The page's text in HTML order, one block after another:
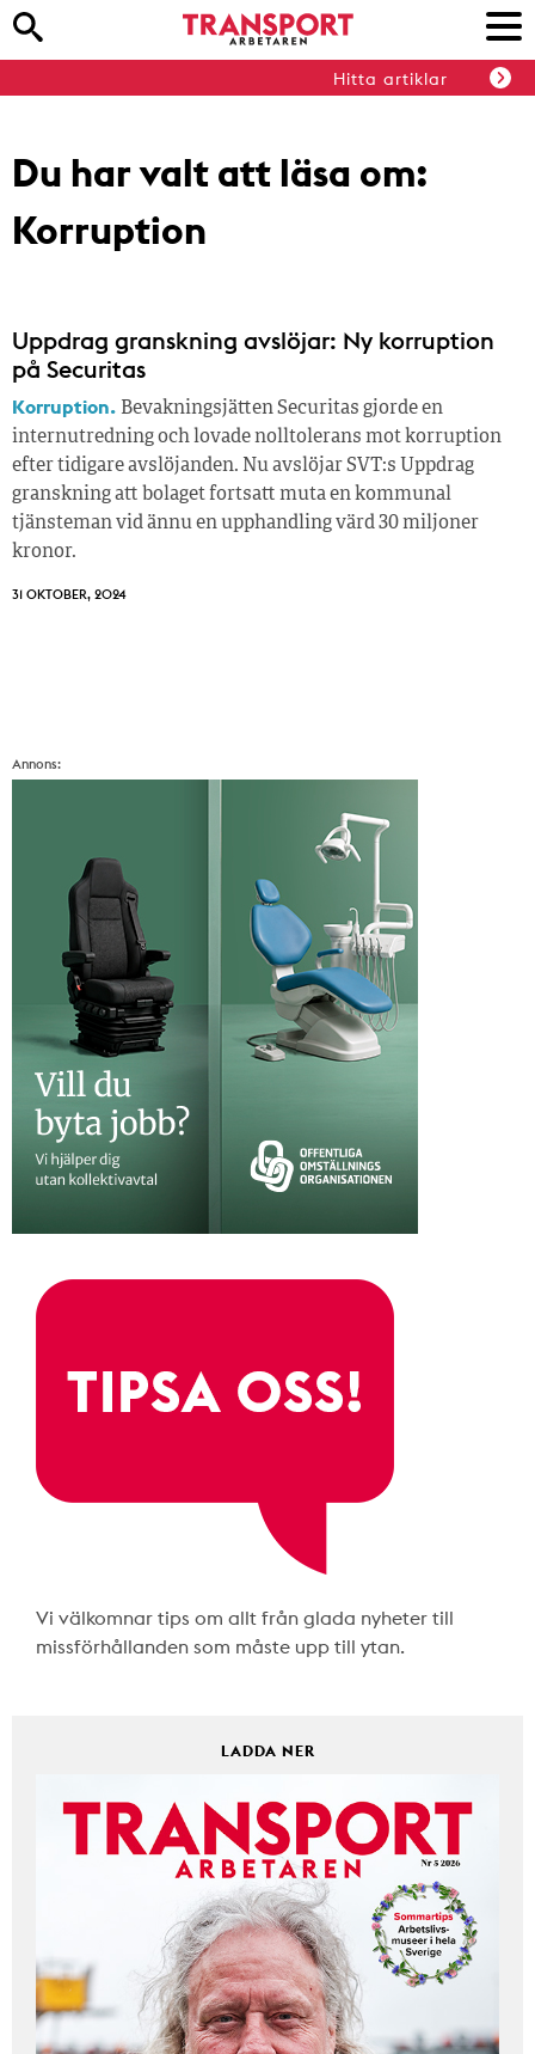
Hitta artiklar
Du har valt att läsa om:
Korruption
Uppdrag granskning avslöjar: Ny korruption
på Securitas
Korruption. Bevakningsjätten Securitas gjorde en
internutredning och lovade nolltolerans mot korruption
efter tidigare avslöjanden. Nu avslöjar SVT:s Uppdrag
granskning att bolaget fortsatt muta en kommunal
tjänsteman vid ännu en upphandling värd 30 miljoner
kronor.
31 OKTOBER, 2024
Annons:
Vi välkomnar tips om allt från glada nyheter till
missförhållanden som måste upp till ytan.
LADDA NER